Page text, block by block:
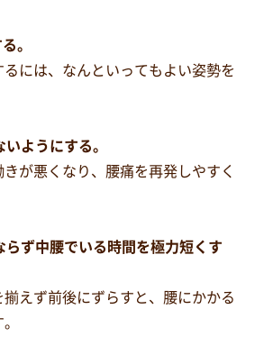
。
には、なんといってもよい姿勢を
ようにする。
が悪くなり、腰痛を再発しやすく
らず中腰でいる時間を極力短くす
えず前後にずらすと、腰にかかる